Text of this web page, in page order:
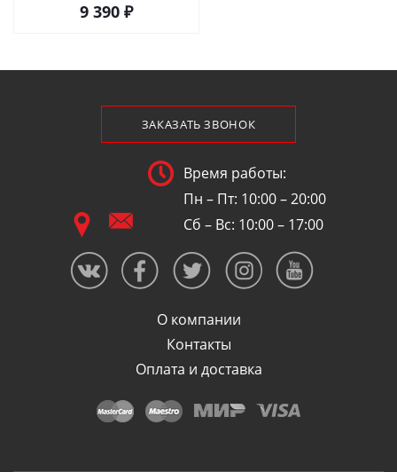
9 390 ₽
ЗАКАЗАТЬ ЗВОНОК
Время работы:
Пн – Пт: 10:00 – 20:00
Сб – Вс: 10:00 – 17:00
О компании
Контакты
Оплата и доставка